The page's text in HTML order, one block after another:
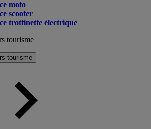
moto
scooter
trottinette électrique
tourisme
tourisme